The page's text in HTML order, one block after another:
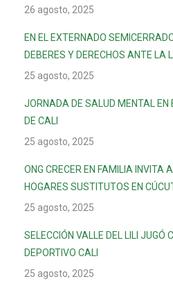
26 agosto, 2025
EN EL EXTERNADO
DEBERES Y DERECHOS ANTE LA
25 agosto, 2025
JORNADA DE SALUD MENTAL EN
DE CALI
25 agosto, 2025
ONG CRECER EN FAMILIA INVITA
HOGARES SUSTITUTOS EN
25 agosto, 2025
SELECCIÓN VALLE DEL LILI JUGÓ
DEPORTIVO CALI
25 agosto, 2025